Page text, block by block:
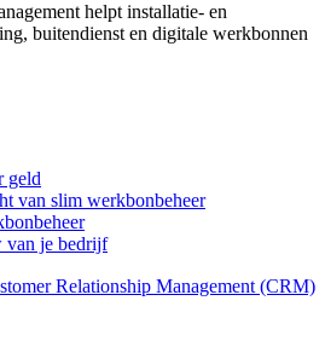
helpt installatie- en
buitendienst en digitale werkbonnen
geld
van slim werkbonbeheer
van je bedrijf
Relationship Management (CRM)